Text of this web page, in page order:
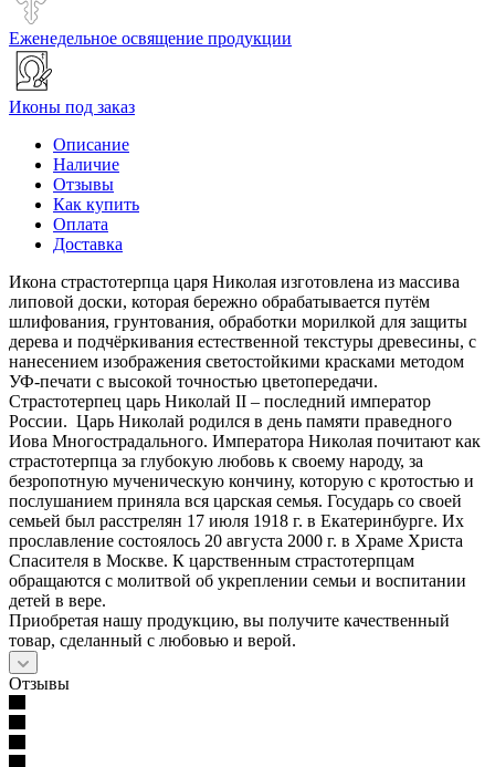
Еженедельное освящение продукции
Иконы под заказ
Описание
Наличие
Отзывы
Как купить
Оплата
Доставка
Икона страстотерпца царя Николая изготовлена из массива
липовой доски, которая бережно обрабатывается путём
шлифования, грунтования, обработки морилкой для защиты
дерева и подчёркивания естественной текстуры древесины, с
нанесением изображения светостойкими красками методом
УФ-печати с высокой точностью цветопередачи.
Страстотерпец царь Николай II – последний император
России. Царь Николай родился в день памяти праведного
Иова Многострадального. Императора Николая почитают как
страстотерпца за глубокую любовь к своему народу, за
безропотную мученическую кончину, которую с кротостью и
послушанием приняла вся царская семья. Государь со своей
семьей был расстрелян 17 июля 1918 г. в Екатеринбурге. Их
прославление состоялось 20 августа 2000 г. в Храме Христа
Спасителя в Москве. К царственным страстотерпцам
обращаются с молитвой об укреплении семьи и воспитании
детей в вере.
Приобретая нашу продукцию, вы получите качественный
товар, сделанный с любовью и верой.
Отзывы